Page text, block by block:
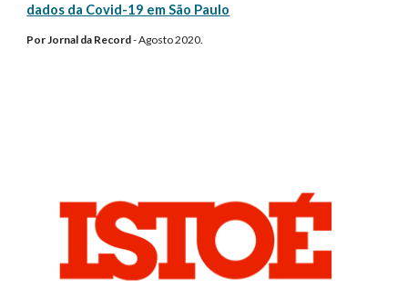
dados da Covid-19 em São Paulo
Por Jornal da Record-Agosto2020.